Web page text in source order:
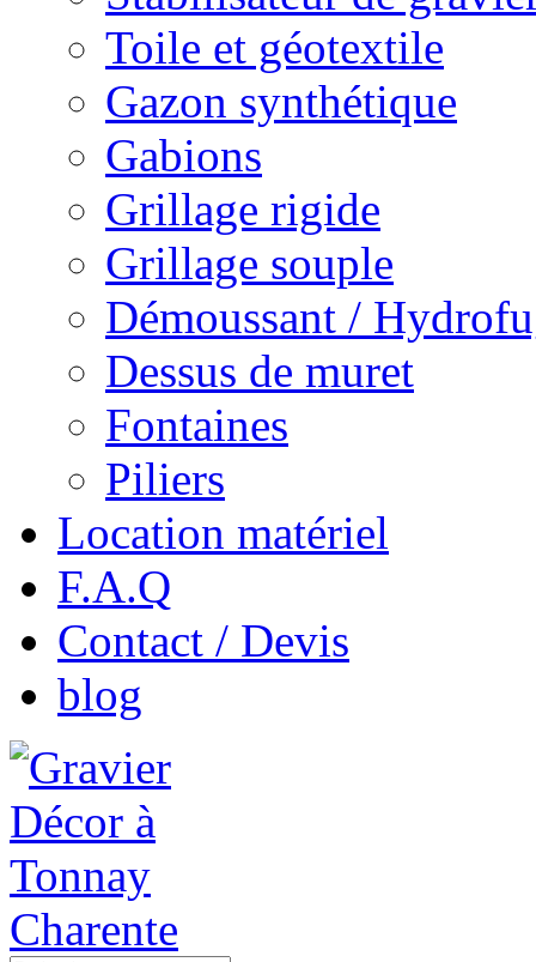
Toile et géotextile
Gazon synthétique
Gabions
Grillage rigide
Grillage souple
Démoussant /
Dessus de muret
Fontaines
Piliers
Location matériel
F.A.Q
Contact / Devis
blog